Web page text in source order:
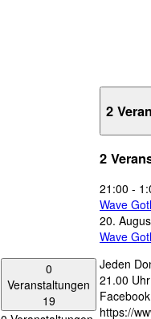
0
Veranstaltungen
19
2
2
21:00 -
Wave
20.
Wave
Jeden
21.00
https://